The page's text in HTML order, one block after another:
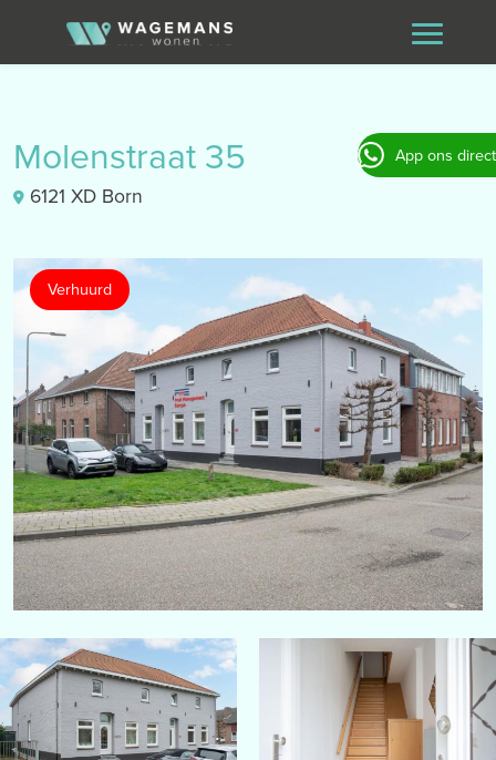
App ons direct
Molenstraat 35
6121 XD Born
Verhuurd